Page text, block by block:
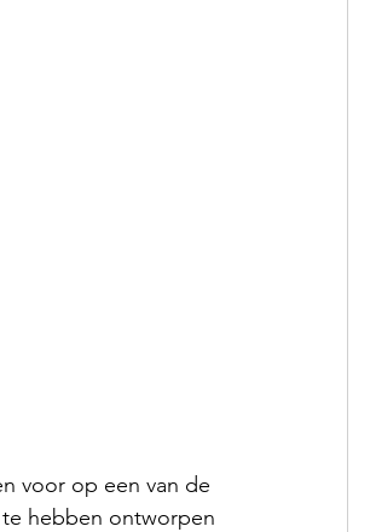
voor op een van de
hebben ontworpen